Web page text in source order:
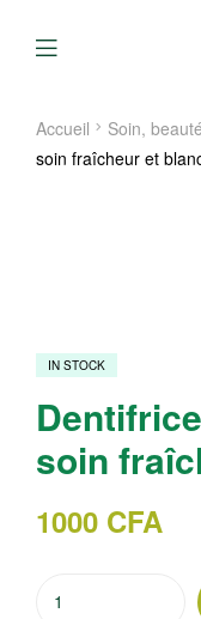
Menu
Accueil Soin, beauté
soin fraîcheur et
IN STOCK
soin
1000 CFA